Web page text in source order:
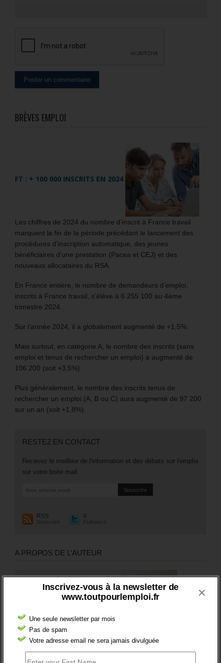
Inscrivez-vous à la newsletter de
www.toutpourlemploi.fr
Une seule newsletter par mois
Pas de spam
Votre adresse email ne sera jamais divulguée
×
BRÈVES EMPLOI
FT : + 100 000 INSCRITS EN 2024
Les chiffres de 2024 du nombre d’inscrit à France travail
marquent la fin de la période précédant le lancement des
procédures d’inscription automatique, des jeunes
bénéficiaires d’une prestation (Pacea et CEJ) et des
nouveaux allocataires du RSA.
En France entière, le nombre de demandeurs d’emploi,
inscrits à France travail, s’élève à 6 255 100 au 4ème
trimestre 2024.
Sur l’année 2024, il a globalement augmenté de +1,5%.
Mais surtout, en catégorie A, le nombre des inscrits (sans
emploi et tenus de rechercher un emploi) a augmenté de
106 200 (soit +3,5%).
Plus généralement, le nombre des inscrits tenus de
rechercher un emploi (A, B ou C) aura augmenté de 97 200
sur un an (soit +1,8%).
RESTEZ EN CONTACT
Recevez le meilleur de l'information et des débats sur l'emploi
sur votre boite mail.
RSS
Souscrire
0
Followers
A PROPOS DE L’AUTEUR